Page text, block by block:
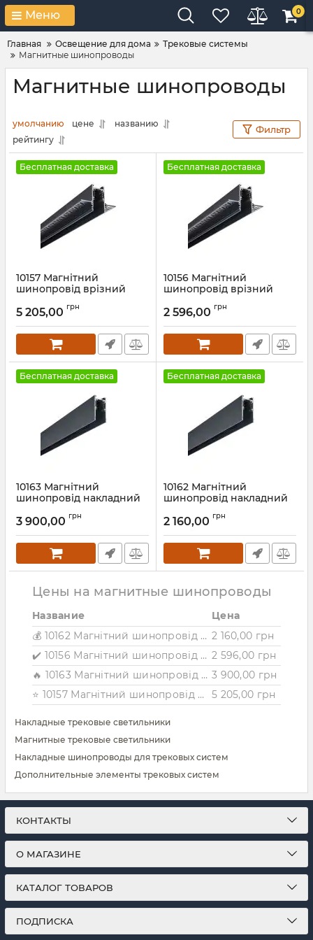
Меню 0
Главная Освещение для дома
Трековые системы
Магнитные шинопроводы
Магнитные шинопроводы
умолчанию цене
названию
рейтингу
Фильтр
Бесплатная доставка
10157 Магнітний
шинопровід врізний
RECESSED TRACK 2M CN
Артикул:10157
5 205,00 грн
Бесплатная доставка
10156 Магнітний
шинопровід врізний
RECESSED TRACK 1M CN
Артикул:10156
2 596,00 грн
Бесплатная доставка
10163 Магнітний
шинопровід накладний
2M CN
Артикул:10163
3 900,00 грн
Бесплатная доставка
10162 Магнітний
шинопровід накладний
1M CN
Артикул:10162
2 160,00 грн
Цены на магнитные шинопроводы
Название
Цена
💰 10162 Магнітний шинопровід накладний Nowodvorski LVM TRACK 1M CN 2 160,00 грн
✔️ 10156 Магнітний шинопровід врізний Nowodvorski LVM RECESSED TRACK 1M CN 2 596,00 грн
🔥 10163 Магнітний шинопровід накладний Nowodvorski LVM TRACK 2M CN 3 900,00 грн
⭐ 10157 Магнітний шинопровід врізний Nowodvorski LVM RECESSED TRACK 2M CN
5 205,00 грн
Накладные трековые светильники
Магнитные трековые светильники
Накладные шинопроводы для трековых систем
Дополнительные элементы трековых систем
КОНТАКТЫ
О МАГАЗИНЕ
КАТАЛОГ ТОВАРОВ
ПОДПИСКА